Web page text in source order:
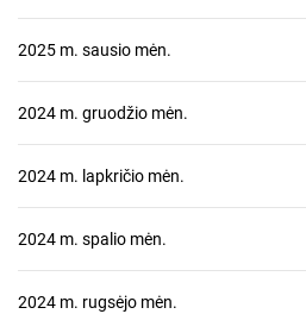
2025 m. sausio mėn.
2024 m. gruodžio mėn.
2024 m. lapkričio mėn.
2024 m. spalio mėn.
2024 m. rugsėjo mėn.